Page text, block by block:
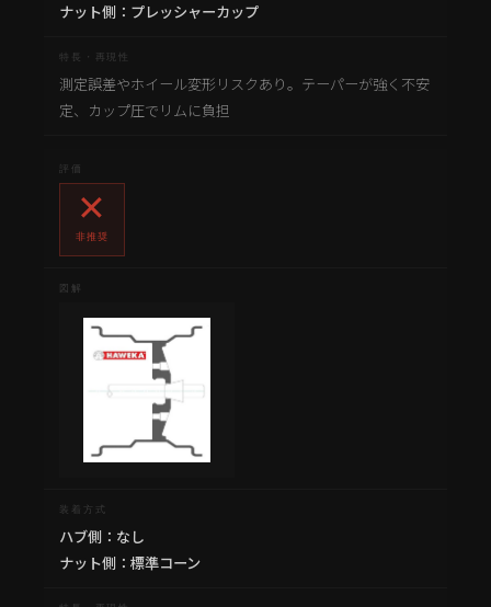
ナット側：プレッシャーカップ
測定誤差やホイール変形リスクあり。テーパーが強く不安
定、カップ圧でリムに負担
✕
非推奨
ハブ側：なし
ナット側：標準コーン